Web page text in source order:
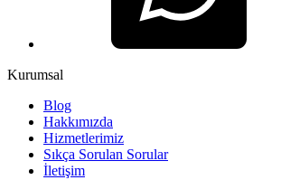
Kurumsal
Blog
Hakkımızda
Hizmetlerimiz
Sıkça Sorulan Sorular
İletişim